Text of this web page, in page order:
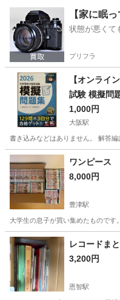
枚方市 絵本 現地
【家に眠
状態が悪くて
プリフラ
【オンライ
試験 模擬問
1,000円
大阪駅
書き込みなどはありません。 解答
大阪 大阪駅 就職、資格
ワンピース
8,000円
豊津駅
大学生の息子が買い集めたものです
大阪 吹田市
レコードま
3,200円
恩智駅